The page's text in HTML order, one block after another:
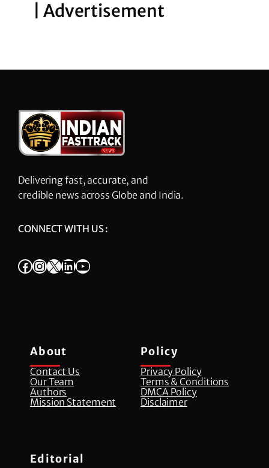
| Advertisement
Delivering fast, accurate, and
credible news across Globe and India.
CONNECT WITH US :
Facebook InstagramX LinkedIn YouTube
About
Contact Us
Our Team
Authors
Mission Statement
Policy
Privacy Policy
Terms & Conditions
DMCA Policy
Disclaimer
Editorial